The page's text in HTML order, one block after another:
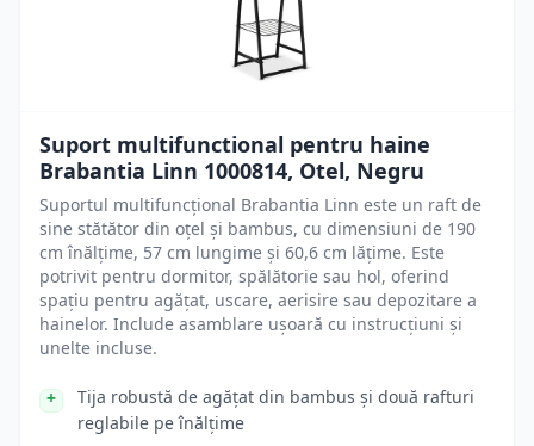
Suport multifunctional pentru haine
Brabantia Linn 1000814, Otel, Negru
Suportul multifuncțional Brabantia Linn este un raft de
sine stătător din oțel și bambus, cu dimensiuni de 190
cm înălțime, 57 cm lungime și 60,6 cm lățime. Este
potrivit pentru dormitor, spălătorie sau hol, oferind
spațiu pentru agățat, uscare, aerisire sau depozitare a
hainelor. Include asamblare ușoară cu instrucțiuni și
unelte incluse.
Tija robustă de agățat din bambus și două rafturi
reglabile pe înălțime